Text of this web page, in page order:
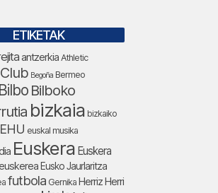
ETIKETAK
antzerkia Athletic
Begoña Bermeo
Bilbo Bilboko
bizkaia bizkaiko
EHU euskal musika
Euskera Euskera
Eusko Jaurlaritza
futbola Gernika Herriz Herri